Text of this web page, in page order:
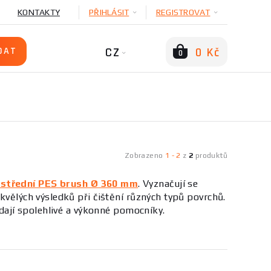
KONTAKTY PŘIHLÁSIT REGISTROVAT
CZ 0 0 Kč
Zobrazeno 1 -2 z 2 produktů
PES brush Ø 360 mm. Vyznačují se
výsledků při čištění různých typů povrchů.
spolehlivé a výkonné pomocníky.
o dlažbu, parkety nebo jiné materiály. S